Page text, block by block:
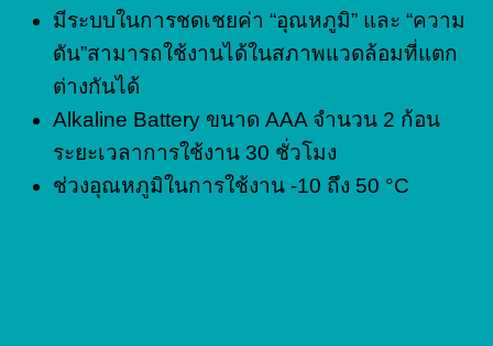
มีระบบในการชดเชยค่า “อุณหภูมิ” และ “ความ
ดัน”สามารถใช้งานได้ในสภาพแวดล้อมที่แตก
ต่างกันได้
Alkaline Battery ขนาด AAA จำนวน 2 ก้อน
ระยะเวลาการใช้งาน 30 ชั่วโมง
ช่วงอุณหภูมิในการใช้งาน -10 ถึง 50 °C